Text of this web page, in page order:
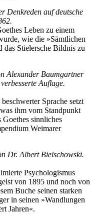
Denkreden auf deutsche
Leben zu einem
wie die »Sämtlichen
das Stielersche Bildnis zu
Alexander Baumgartner
Auflage.
Sprache setzt
ihm vom Standpunkt
Goethes sinnliches
Weimarer
Dr. Albert Bielschowski.
Psychologismus
von 1895 und noch von
Buche seinen starken
in seinen »Wandlungen
Jahren«.